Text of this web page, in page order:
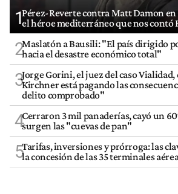
1Pérez-Reverte contra Matt Damon en
el héroe mediterráneo que nos contó
2Maslatón a Bausili: "El país dirigido
hacia el desastre económico total"
3Jorge Gorini, el juez del caso
Kirchner está pagando las
delito comprobado"
4Cerraron 3 mil panaderías, cayó un
surgen las "cuevas de pan"
5Tarifas, inversiones y prórroga: las
la concesión de las 35 terminales